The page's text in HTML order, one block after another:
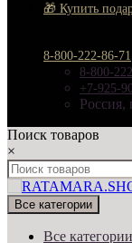
🎁 Купить
8-800-222-86-71
8-800-
+7-925-
Россия,
Поиск товаров
×
Все категории
Все категории